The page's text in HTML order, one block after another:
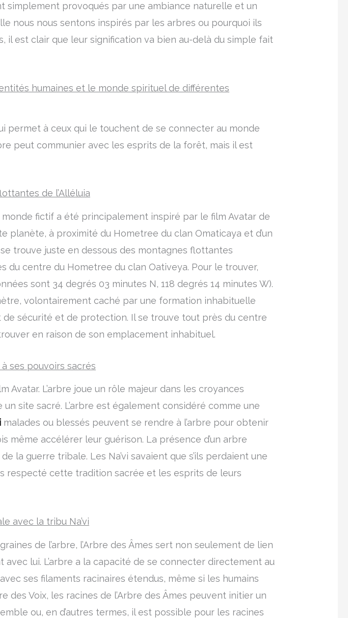
simplement provoqués par une ambiance naturelle et un
nous nous sentons inspirés par les arbres ou pourquoi ils
est clair que leur signification va bien au-delà du simple fait
humaines et le monde spirituel de différentes
permet à ceux qui le touchent de se connecter au monde
peut communier avec les esprits de la forêt, mais il est
de l’Alléluia
fictif a été principalement inspiré par le film Avatar de
planète, à proximité du Hometree du clan Omaticaya et d’un
se trouve juste en dessous des montagnes flottantes
du centre du Hometree du clan Oativeya. Pour le trouver,
sont 34 degrés 03 minutes N, 118 degrés 14 minutes W).
volontairement caché par une formation inhabituelle
de sécurité et de protection. Il se trouve tout près du centre
en raison de son emplacement inhabituel.
à ses pouvoirs sacrés
L’arbre joue un rôle majeur dans les croyances
site sacré. L’arbre est également considéré comme une
malades ou blessés peuvent se rendre à l’arbre pour obtenir
même accélérer leur guérison. La présence d’un arbre
la guerre tribale. Les Na’vi savaient que s’ils perdaient une
respecté cette tradition sacrée et les esprits de leurs
avec la tribu Na’vi
de l’arbre, l’Arbre des Âmes sert non seulement de lien
lui. L’arbre a la capacité de se connecter directement au
ses filaments racinaires étendus, même si les humains
des Voix, les racines de l’Arbre des Âmes peuvent initier un
ou, en d’autres termes, il est possible pour les racines